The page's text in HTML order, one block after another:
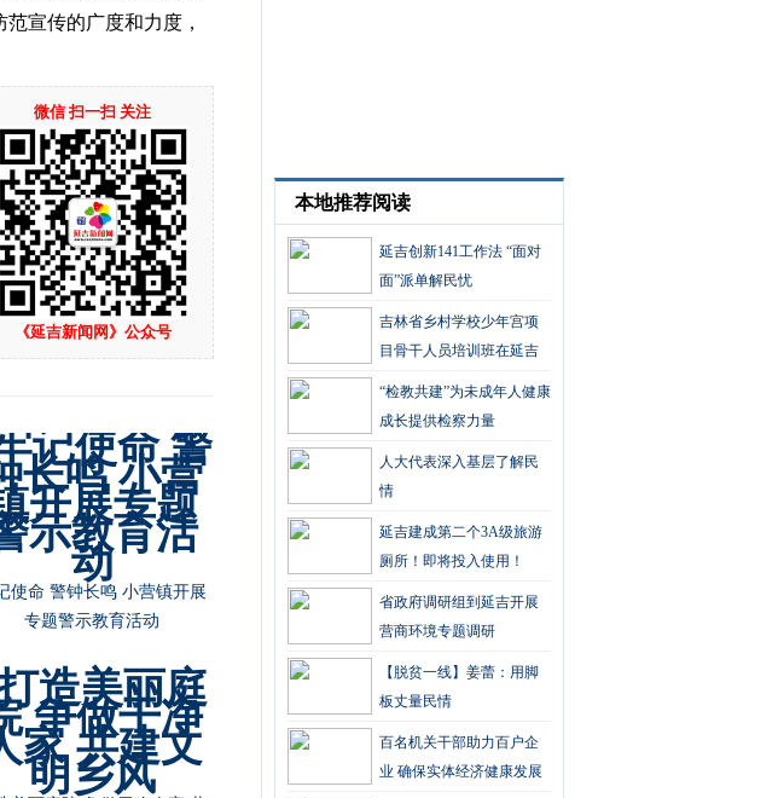
宣传的广度和力度，
微信 扫一扫 关注
《延吉新闻网》公众号
川镇开展“不忘初心，牢记
使命”主题教育宣讲活动
本地推荐阅读
延吉创新141工作法 “面对
面”派单解民忧
吉林省乡村学校少年宫项
目骨干人员培训班在延吉
开班
“检教共建”为未成年人健康
成长提供检察力量
人大代表深入基层了解民
情
延吉建成第二个3A级旅游
厕所！即将投入使用！
省政府调研组到延吉开展
营商环境专题调研
【脱贫一线】姜蕾：用脚
板丈量民情
百名机关干部助力百户企
业 确保实体经济健康发展